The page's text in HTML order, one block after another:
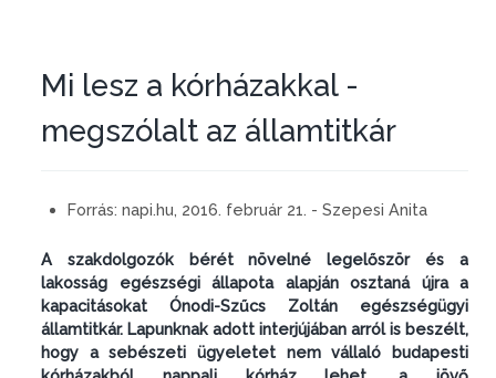
Mi lesz a kórházakkal -
megszólalt az államtitkár
Forrás: napi.hu, 2016. február 21. - Szepesi Anita
A szakdolgozók bérét növelné legelőször és a
lakosság egészségi állapota alapján osztaná újra a
kapacitásokat Ónodi-Szűcs Zoltán egészségügyi
államtitkár. Lapunknak adott interjújában arról is beszélt,
hogy a sebészeti ügyeletet nem vállaló budapesti